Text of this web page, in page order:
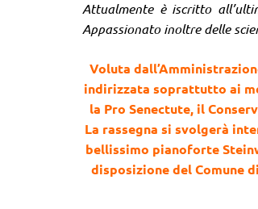
Attualmente è iscritto
Appassionato inoltre delle
Voluta
indirizzata soprattutto ai
la Pro Senectute, il
La rassegna si svolgerà
bellissimo pianoforte
disposizione del Comune